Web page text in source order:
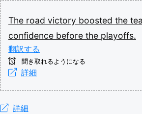
The road victory boosted the
confidence before the playoffs.
翻訳する
聞き取れるようになる
詳細
詳細